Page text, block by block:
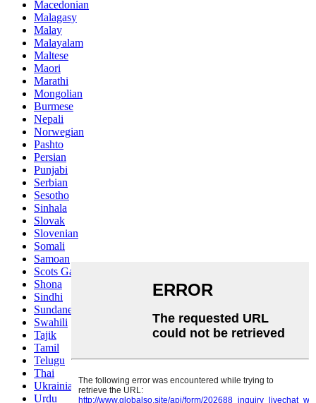
Macedonian
Malagasy
Malay
Malayalam
Maltese
Maori
Marathi
Mongolian
Burmese
Nepali
Norwegian
Pashto
Persian
Punjabi
Serbian
Sesotho
Sinhala
Slovak
Slovenian
Somali
Samoan
Scots Gaelic
Shona
Sindhi
Sundanese
Swahili
Tajik
Tamil
Telugu
Thai
Ukrainian
Urdu